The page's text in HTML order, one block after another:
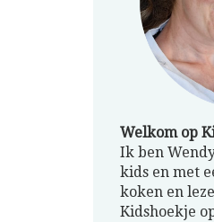
Welkom op
Ik ben
kids en met
koken en
Kidshoekje